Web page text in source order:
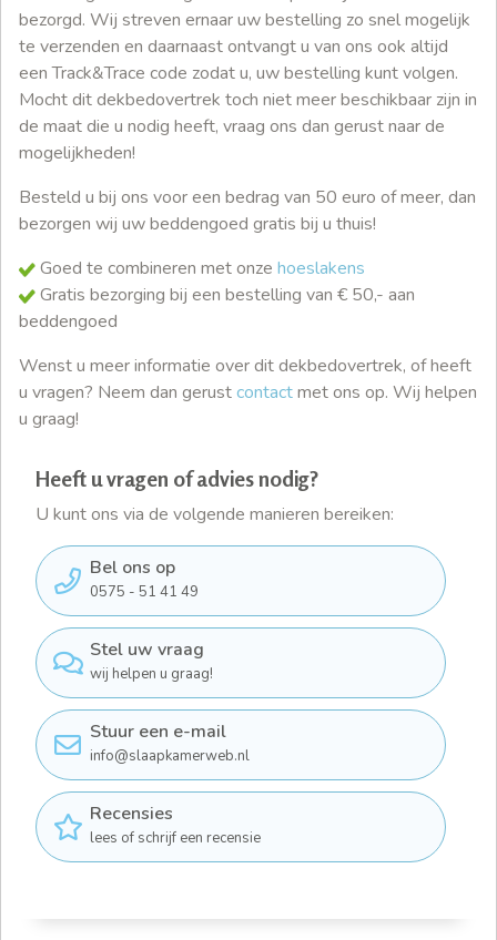
bezorgd. Wij streven ernaar uw bestelling zo snel mogelijk
te verzenden en daarnaast ontvangt u van ons ook altijd
een Track&Trace code zodat u, uw bestelling kunt volgen.
Mocht dit dekbedovertrek toch niet meer beschikbaar zijn in
de maat die u nodig heeft, vraag ons dan gerust naar de
mogelijkheden!
Besteld u bij ons voor een bedrag van 50 euro of meer, dan
bezorgen wij uw beddengoed gratis bij u thuis!
Goed te combineren met onze hoeslakens
Gratis bezorging bij een bestelling van € 50,- aan
beddengoed
Wenst u meer informatie over dit dekbedovertrek, of heeft
u vragen? Neem dan gerustcontactmet ons op. Wij helpen
u graag!
Heeft u vragen of advies nodig?
U kunt ons via de volgende manieren bereiken:
Bel ons op
0575 - 51 41 49
Stel uw vraag
wij helpen u graag!
Stuur een e-mail
info@slaapkamerweb.nl
Recensies
lees of schrijf een recensie